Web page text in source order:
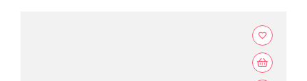
favorite_border